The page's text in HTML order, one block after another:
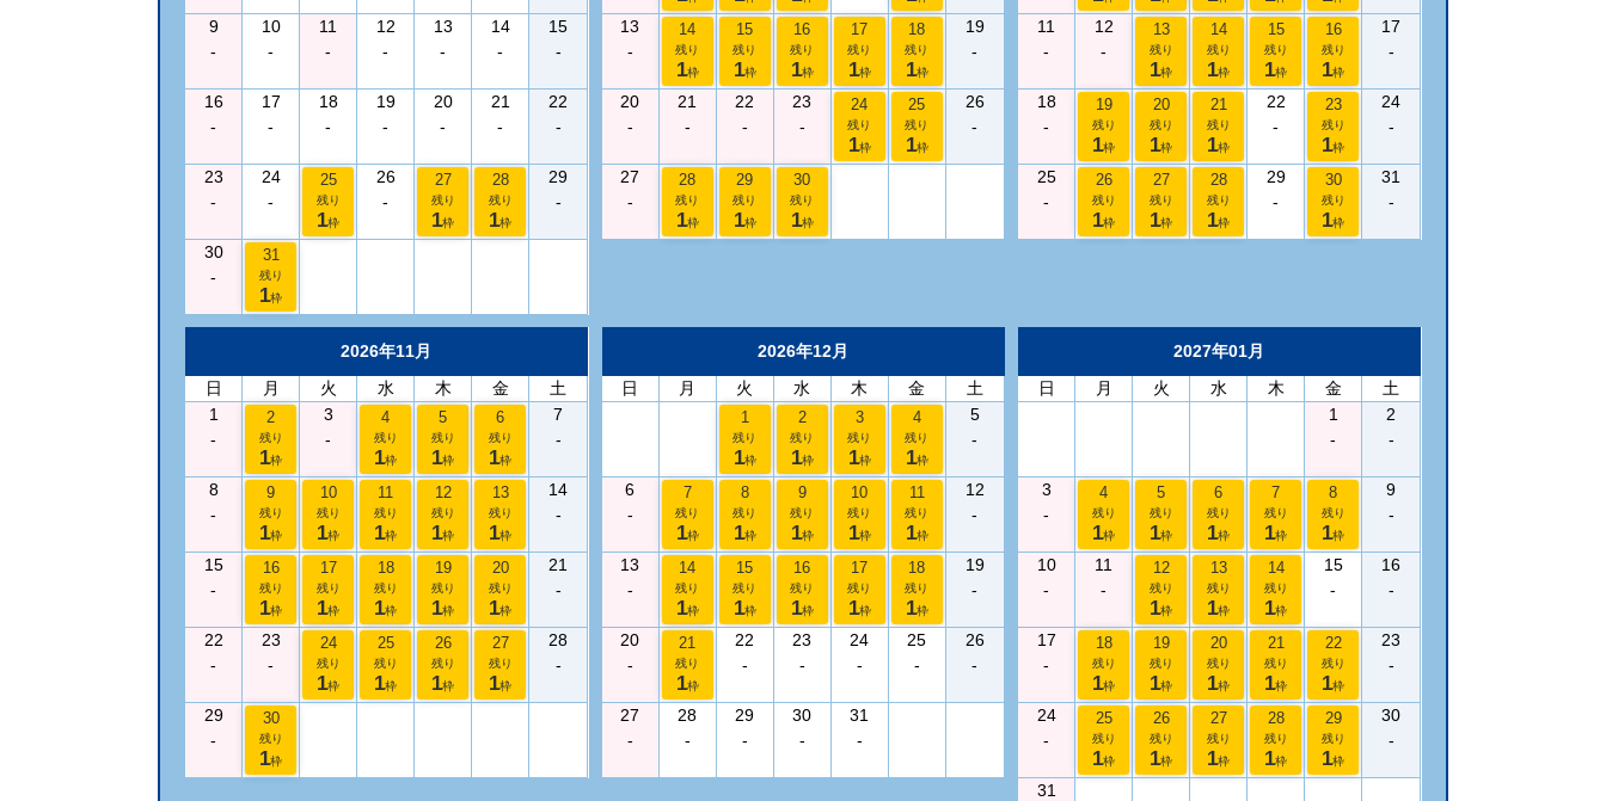
9
-
10
-
11
-
12
-
13
-
14
-
15
-
16
-
17
-
18
-
19
-
20
-
21
-
22
-
23
-
24
-
25
残り
1枠
26
-
27
残り
1枠
28
残り
1枠
29
-
30
-
31
残り
1枠
13
-
14
残り
1枠
15
残り
1枠
16
残り
1枠
17
残り
1枠
18
残り
1枠
19
-
20
-
21
-
22
-
23
-
24
残り
1枠
25
残り
1枠
26
-
27
-
28
残り
1枠
29
残り
1枠
30
残り
1枠
11
-
12
-
13
残り
1枠
14
残り
1枠
15
残り
1枠
16
残り
1枠
17
-
18
-
19
残り
1枠
20
残り
1枠
21
残り
1枠
22
-
23
残り
1枠
24
-
25
-
26
残り
1枠
27
残り
1枠
28
残り
1枠
29
-
30
残り
1枠
31
-
2026年11月
日
月 火 水 木 金
土
1
-
2
残り
1枠
3
-
4
残り
1枠
5
残り
1枠
6
残り
1枠
7
-
8
-
9
残り
1枠
10
残り
1枠
11
残り
1枠
12
残り
1枠
13
残り
1枠
14
-
15
-
16
残り
1枠
17
残り
1枠
18
残り
1枠
19
残り
1枠
20
残り
1枠
21
-
22
-
23
-
24
残り
1枠
25
残り
1枠
26
残り
1枠
27
残り
1枠
28
-
29
-
30
残り
1枠
2026年12月
日
月 火 水 木 金 土
1
残り
1枠
2
残り
1枠
3
残り
1枠
4
残り
1枠
5
-
6
-
7
残り
1枠
8
残り
1枠
9
残り
1枠
10
残り
1枠
11
残り
1枠
12
-
13
-
14
残り
1枠
15
残り
1枠
16
残り
1枠
17
残り
1枠
18
残り
1枠
19
-
20
-
21
残り
1枠
22
-
23
-
24
-
25
-
26
-
27
-
28
-
29
-
30
-
31
-
2027年01月
日
月 火 水 木 金
土
1
-
2
-
3
-
4
残り
1枠
5
残り
1枠
6
残り
1枠
7
残り
1枠
8
残り
1枠
9
-
10
-
11
-
12
残り
1枠
13
残り
1枠
14
残り
1枠
15
-
16
-
17
-
18
残り
1枠
19
残り
1枠
20
残り
1枠
21
残り
1枠
22
残り
1枠
23
-
24
-
25
残り
1枠
26
残り
1枠
27
残り
1枠
28
残り
1枠
29
残り
1枠
30
-
31